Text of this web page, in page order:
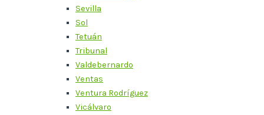
Sevilla
Sol
Tetuán
Tribunal
Valdebernardo
Ventas
Ventura Rodríguez
Vicálvaro